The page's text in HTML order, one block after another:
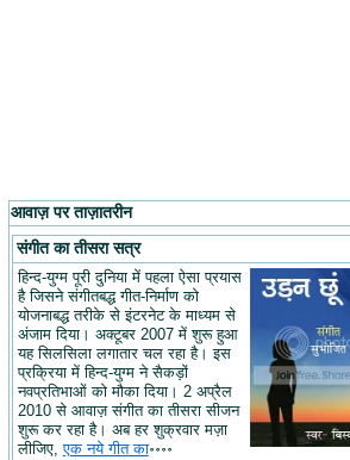
आवाज़ पर ताज़ातरीन
संगीत का तीसरा सत्र
हिन्द-युग्म पूरी दुनिया में पहला ऐसा प्रयास
है जिसने संगीतबद्ध गीत-निर्माण को
योजनाबद्ध तरीके से इंटरनेट के माध्यम से
अंजाम दिया। अक्टूबर 2007 में शुरू हुआ
यह सिलसिला लगातार चल रहा है। इस
प्रक्रिया में हिन्द-युग्म ने सैकड़ों
नवप्रतिभाओं को मौका दिया। 2 अप्रैल
2010 से आवाज़ संगीत का तीसरा सीजन
शुरू कर रहा है। अब हर शुक्रवार मज़ा
लीजिए,एक नये गीत का॰॰॰॰